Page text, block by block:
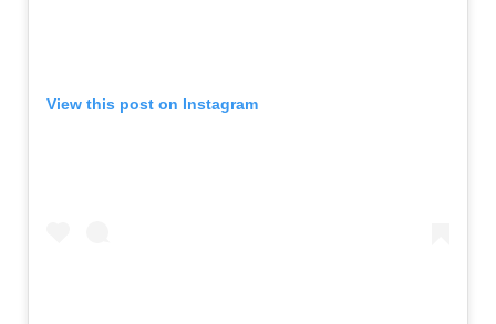
View this post on Instagram